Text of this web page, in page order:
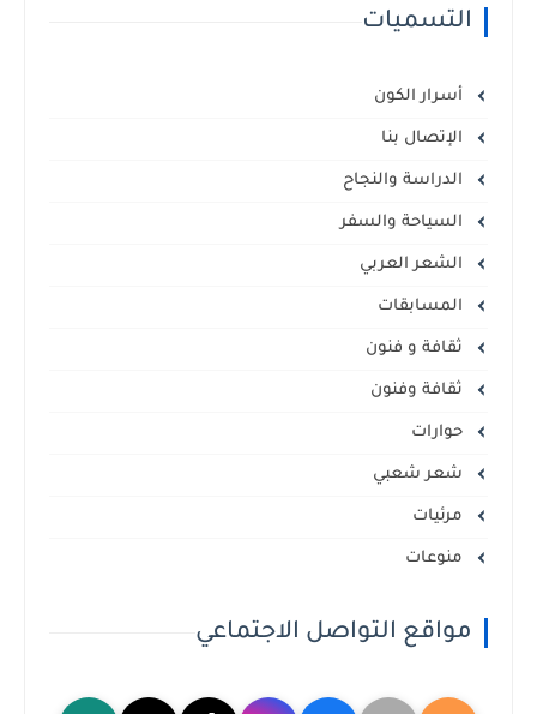
التسميات
أسرار الكون
الإتصال بنا
الدراسة والنجاح
السياحة والسفر
الشعر العربي
المسابقات
ثقافة و فنون
ثقافة وفنون
حوارات
شعر شعبي
مرئيات
منوعات
مواقع التواصل الاجتماعي